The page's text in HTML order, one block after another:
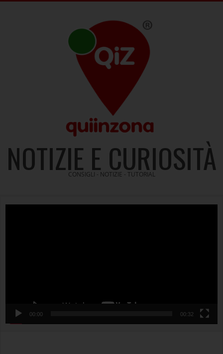
NOTIZIE E CURIOSITÀ
CONSIGLI - NOTIZIE - TUTORIAL
00:00 00:32